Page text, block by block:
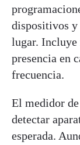
dispositivos y
lugar. Incluye
presencia en
frecuencia.
El medidor
detectar
esperada.